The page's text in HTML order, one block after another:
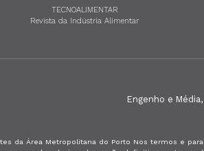
TECNOALIMENTAR
Revista da Indústria Alimentar
Engenho e
da Área Metropolitana do Porto Nos termos e